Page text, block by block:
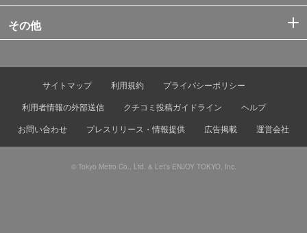
その他
サイトマップ 利用規約
プライバシーポリシー
利用者情報の外部送信
クチコミ投稿ガイドライン
ヘルプ
お問い合わせ
プレスリリース・情報提供 広告掲載 運営会社
© Tokyo Metro Co., Ltd. & Let’s ENJOY TOKYO, Inc.